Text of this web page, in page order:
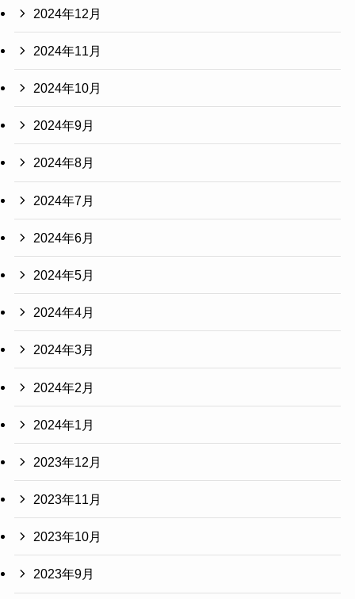
2024年12月
2024年11月
2024年10月
2024年9月
2024年8月
2024年7月
2024年6月
2024年5月
2024年4月
2024年3月
2024年2月
2024年1月
2023年12月
2023年11月
2023年10月
2023年9月